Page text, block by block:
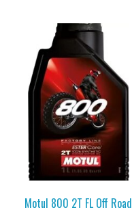
Motul 800 2T FL Off Road